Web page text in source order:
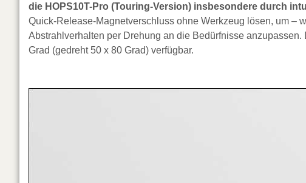
die HOPS10T-Pro (Touring-Version) insbesondere durch
Quick-Release-Magnetverschluss ohne Werkzeug lösen, um –
Abstrahlverhalten per Drehung an die Bedürfnisse
Grad (gedreht 50 x 80 Grad) verfügbar.